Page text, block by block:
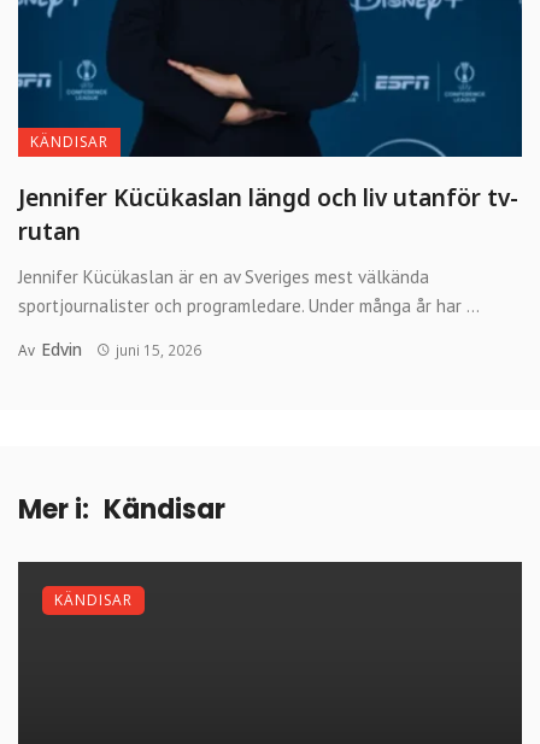
KÄNDISAR
Jennifer Kücükaslan längd och liv utanför tv-
rutan
Jennifer Kücükaslan är en av Sveriges mest välkända
sportjournalister och programledare. Under många år har ...
Av Edvin juni 15, 2026
Mer i: Kändisar
KÄNDISAR